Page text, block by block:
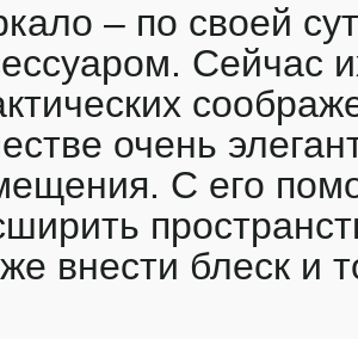
– по своей
Сейчас
очень
С его
внести блеск и